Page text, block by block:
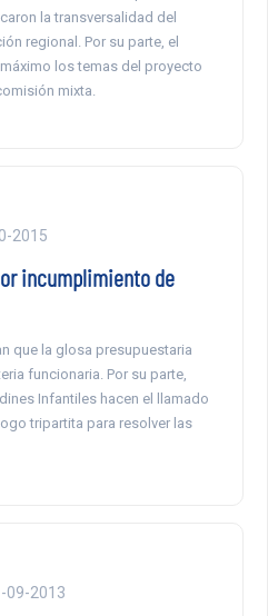
la transversalidad del
regional. Por su parte, el
los temas del proyecto
mixta.
2015
incumplimiento de
que la glosa presupuestaria
funcionaria. Por su parte,
Infantiles hacen el llamado
tripartita para resolver las
09-2013